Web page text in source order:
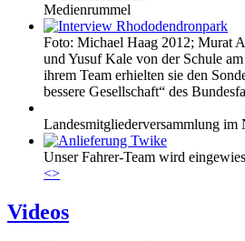
Medienrummel
Foto: Michael Haag 2012; Murat
und Yusuf Kale von der Schule
ihrem Team erhielten sie den
bessere Gesellschaft“ des
Landesmitgliederversammlung im
Unser Fahrer-Team wird
<>
Videos